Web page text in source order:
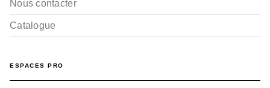
Nous contacter
Catalogue
ESPACES PRO